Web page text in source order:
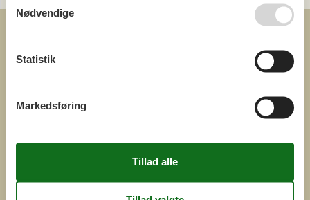
DK-7400 Herning
Cofman.com
Momsnr.: DK26347688
Nødvendige
Statistik
Markedsføring